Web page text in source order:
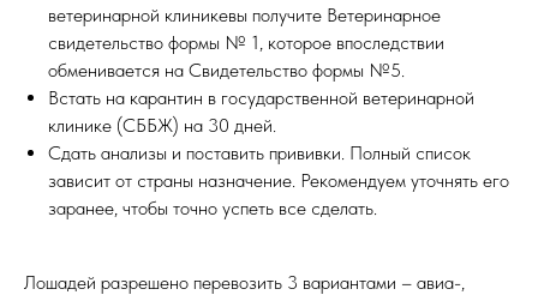
ветеринарной клиникевы получите Ветеринарное
свидетельство формы № 1, которое впоследствии
обменивается на Свидетельство формы №5.
Встать на карантин в государственной ветеринарной
клинике (СББЖ) на 30 дней.
Сдать анализы и поставить прививки. Полный список
зависит от страны назначение. Рекомендуем уточнять его
заранее, чтобы точно успеть все сделать.
Лошадей разрешено перевозить 3 вариантами – авиа-,